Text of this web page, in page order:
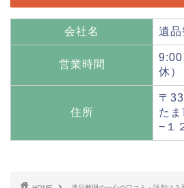
会社名 遺品
営業時間
9:00
休）
住所
〒
た
−１